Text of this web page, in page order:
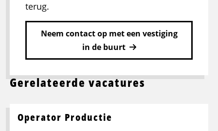
terug.
Neem contact op met een vestiging
in de buurt
Gerelateerde vacatures
Operator Productie